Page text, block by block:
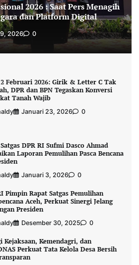
2026 : Saat Pers Menagih
dan Platform Digital
2026 0
Februari 2026: Girik & Letter C Tak
DPR dan BPN Tegaskan Konversi
Tanah Wajib
Januari 23, 2026 0
DPR RI Sufmi Dasco Ahmad
Laporan Pemulihan Pasca Bencana
Januari 3, 2026 0
Pimpin Rapat Satgas Pemulihan
Aceh, Perkuat Sinergi Jelang
Presiden
Desember 30, 2025 0
Kejaksaan, Kemendagri, dan
Perkuat Tata Kelola Desa Bersih